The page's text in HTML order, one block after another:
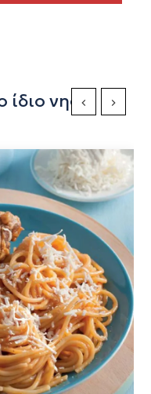
ίδιο νησίPrevious Slide
Next